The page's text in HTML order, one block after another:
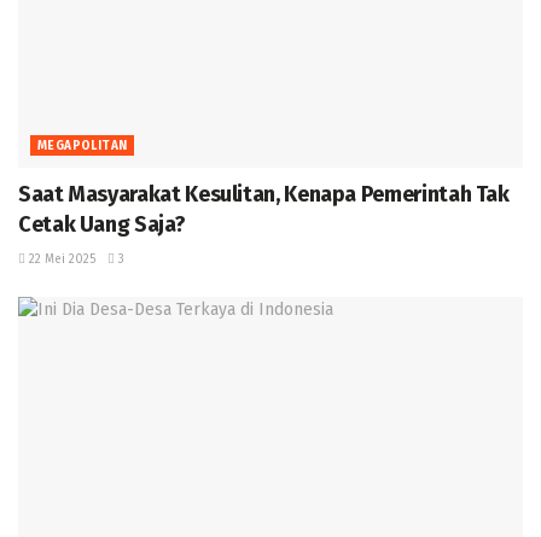
MEGAPOLITAN
Saat Masyarakat Kesulitan, Kenapa Pemerintah Tak
Cetak Uang Saja? ‎
22 Mei 2025 3